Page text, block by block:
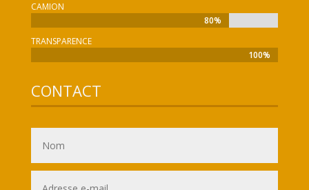
CAMION
80%
80%
TRANSPARENCE
100%
100%
CONTACT